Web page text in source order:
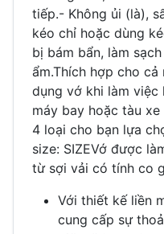
tiếp.- Không ủi (là),
kéo chỉ hoặc dùng
bị bám bẩn, làm
ẩm.Thích hợp cho
dụng vớ khi làm việc
máy bay hoặc tàu
4 loại cho bạn lựa
size: SIZEVớ được
từ sợi vải có tính co
Với thiết kế liền
cung cấp sự